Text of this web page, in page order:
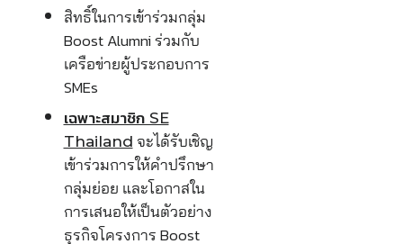
สิทธิ์ในการเข้าร่วมกลุ่ม
Boost Alumni ร่วมกับ
เครือข่ายผู้ประกอบการ
SMEs
เฉพาะสมาชิก SE
Thailandจะได้รับเชิญ
เข้าร่วมการให้คำปรึกษา
กลุ่มย่อย และโอกาสใน
การเสนอให้เป็นตัวอย่าง
ธุรกิจโครงการ Boost